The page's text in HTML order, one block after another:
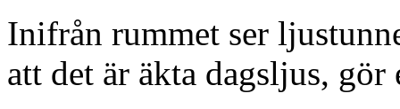
Inifrån rummet ser
att det är äkta dagsljus,